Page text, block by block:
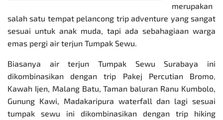
merupakan
salah satu tempat pelancong trip adventure yang sangat
sesuai untuk anak muda, tapi ada sebahagiaan warga
emas pergi air terjun Tumpak Sewu.
Biasanya air terjun Tumpak Sewu Surabaya ini
dikombinasikan dengan trip
Pakej Percutian Bromo
Kawah Ijen, Malang Batu, Taman baluran Ranu Kumbolo,
Gunung Kawi, Madakaripura waterfall dan lagi sesuai
tumpak sewu ini dikombinasikan dengan trip hiking